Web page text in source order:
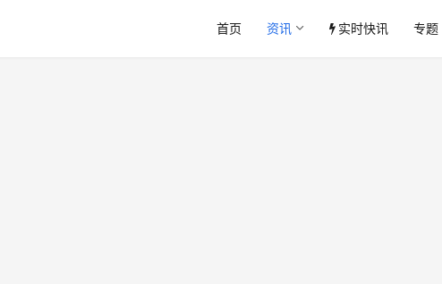
首页 资讯 实时快讯 专题